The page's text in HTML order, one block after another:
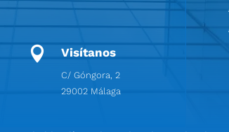
 Visítanos
C/ Góngora, 2
29002 Málaga